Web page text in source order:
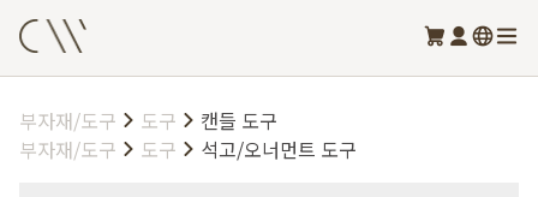
부자재/도구 도구
캔들 도구
부자재/도구
도구 석고/오너먼트 도구